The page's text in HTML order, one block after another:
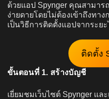
ด้วยแอป Spynger คุณสามาร
ง่ายดายโดยไม่ต้องเข้าถึงทา
เป็นวิธีการติดตั้งแอปจากระยะ
ติดตั้ง
ขั้นตอนที่ 1. สร้างบัญชี
เยี่ยมชมเว็บไซต์ Spynger แ